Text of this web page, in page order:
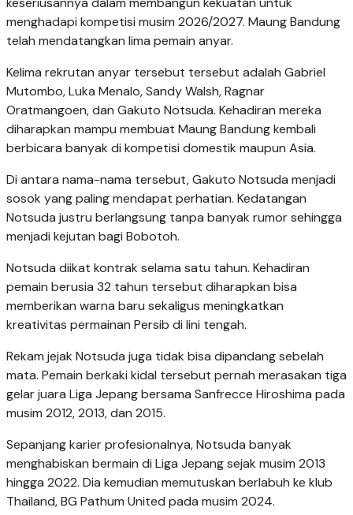
menghadapi kompetisi musim 2026/2027. Maung Bandung
telah mendatangkan lima pemain anyar.
Kelima rekrutan anyar tersebut tersebut adalah Gabriel
Mutombo, Luka Menalo, Sandy Walsh, Ragnar
Oratmangoen, dan Gakuto Notsuda. Kehadiran mereka
diharapkan mampu membuat Maung Bandung kembali
berbicara banyak di kompetisi domestik maupun Asia.
Di antara nama-nama tersebut, Gakuto Notsuda menjadi
sosok yang paling mendapat perhatian. Kedatangan
Notsuda justru berlangsung tanpa banyak rumor sehingga
menjadi kejutan bagi Bobotoh.
Notsuda diikat kontrak selama satu tahun. Kehadiran
pemain berusia 32 tahun tersebut diharapkan bisa
memberikan warna baru sekaligus meningkatkan
kreativitas permainan Persib di lini tengah.
Rekam jejak Notsuda juga tidak bisa dipandang sebelah
mata. Pemain berkaki kidal tersebut pernah merasakan tiga
gelar juara Liga Jepang bersama Sanfrecce Hiroshima pada
musim 2012, 2013, dan 2015.
Sepanjang karier profesionalnya, Notsuda banyak
menghabiskan bermain di Liga Jepang sejak musim 2013
hingga 2022. Dia kemudian memutuskan berlabuh ke klub
Thailand, BG Pathum United pada musim 2024.